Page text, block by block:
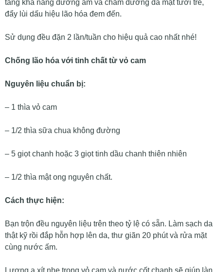
tăng khả năng dưỡng ẩm và chăm dưỡng da mặt tươi trẻ,
đẩy lùi dấu hiệu lão hóa đem đến.
Sử dụng đều đặn 2 lần/tuần cho hiệu quả cao nhất nhé!
Chống lão hóa với tinh chất từ vỏ cam
Nguyên liệu chuẩn bị:
– 1 thìa vỏ cam
– 1/2 thìa sữa chua không đường
– 5 giọt chanh hoặc 3 giọt tinh dầu chanh thiên nhiên
– 1/2 thìa mật ong nguyên chất.
Cách thực hiện:
Bạn trộn đều nguyên liệu trên theo tỷ lệ có sẵn. Làm sạch da
thật kỹ rồi đắp hỗn hợp lên da, thư giãn 20 phút và rửa mặt
cùng nước ấm.
Lượng a xít nhẹ trong vỏ cam và nước cốt chanh sẽ giúp làn